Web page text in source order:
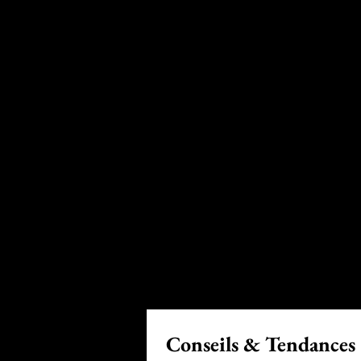
Conseils & Tendances